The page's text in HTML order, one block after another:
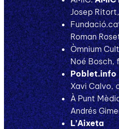
Josep
Roman
Òmnium
Noé Bosch,
Poblet.info
Xavi Calvo,
À Punt
Andrés
L’Aixeta